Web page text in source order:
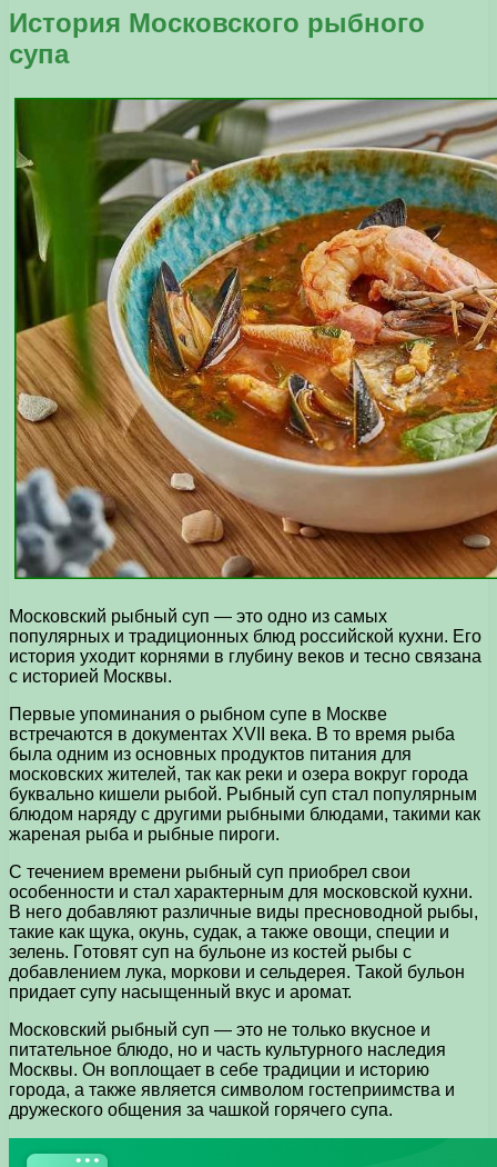
История Московского рыбного
супа
Московский рыбный суп — это одно из самых
популярных и традиционных блюд российской кухни. Его
история уходит корнями в глубину веков и тесно связана
с историей Москвы.
Первые упоминания о рыбном супе в Москве
встречаются в документах XVII века. В то время рыба
была одним из основных продуктов питания для
московских жителей, так как реки и озера вокруг города
буквально кишели рыбой. Рыбный суп стал популярным
блюдом наряду с другими рыбными блюдами, такими как
жареная рыба и рыбные пироги.
С течением времени рыбный суп приобрел свои
особенности и стал характерным для московской кухни.
В него добавляют различные виды пресноводной рыбы,
такие как щука, окунь, судак, а также овощи, специи и
зелень. Готовят суп на бульоне из костей рыбы с
добавлением лука, моркови и сельдерея. Такой бульон
придает супу насыщенный вкус и аромат.
Московский рыбный суп — это не только вкусное и
питательное блюдо, но и часть культурного наследия
Москвы. Он воплощает в себе традиции и историю
города, а также является символом гостеприимства и
дружеского общения за чашкой горячего супа.